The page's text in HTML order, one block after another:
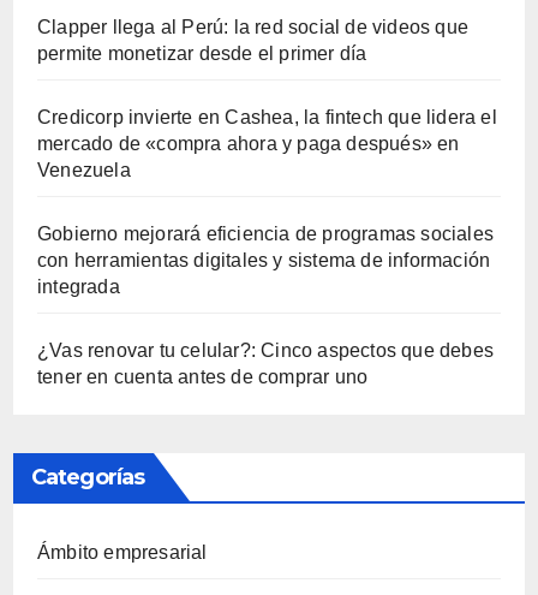
Clapper llega al Perú: la red social de videos que
permite monetizar desde el primer día
Credicorp invierte en Cashea, la fintech que lidera el
mercado de «compra ahora y paga después» en
Venezuela
Gobierno mejorará eficiencia de programas sociales
con herramientas digitales y sistema de información
integrada
¿Vas renovar tu celular?: Cinco aspectos que debes
tener en cuenta antes de comprar uno
Categorías
Ámbito empresarial